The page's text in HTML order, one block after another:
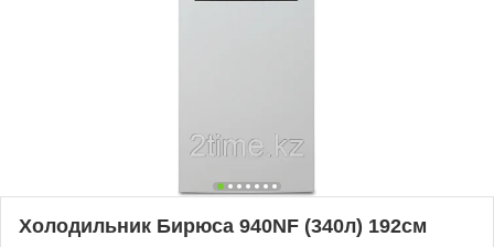
Холодильник Бирюса 940NF (340л) 192см